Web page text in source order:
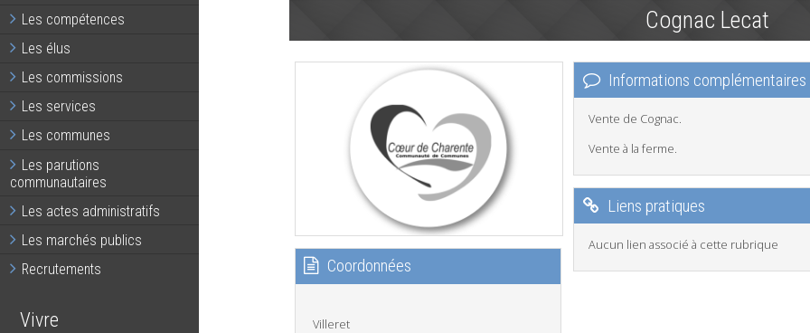
Les compétences
Les élus
Les commissions
Les services
Les communes
Les parutions
communautaires
Les actes administratifs
Les marchés publics
Recrutements
Vivre
Cognac Lecat
Coordonnées
Villeret
Informations complémentaires
Vente de Cognac.
Vente à la ferme.
Liens pratiques
Aucun lien associé à cette rubrique